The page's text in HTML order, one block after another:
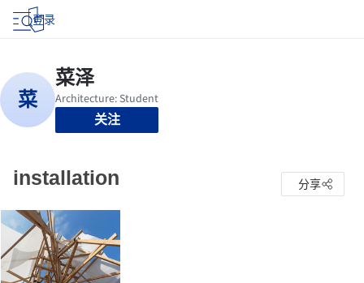
登录
关注
installation 分享